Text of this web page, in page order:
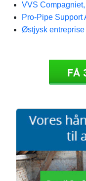
VVS
Pro-Pipe Support
Østjysk entreprise